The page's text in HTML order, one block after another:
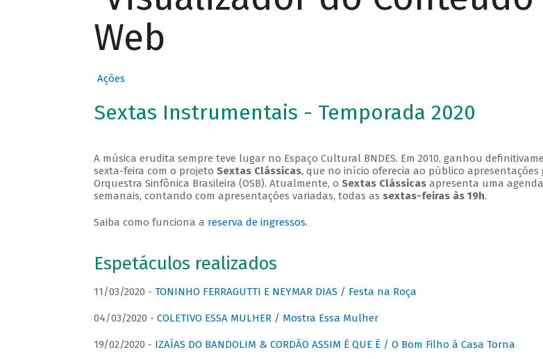
Web
Ações
Sextas Instrumentais - Temporada 2020
A música erudita sempre teve lugar no Espaço Cultural BNDES. Em 2010, ganhou
sexta-feira com o projeto Sextas Clássicas, que no início oferecia ao público apresentações
Orquestra Sinfônica Brasileira (OSB). Atualmente, o Sextas Clássicasapresenta uma
semanais, contando com apresentações variadas, todas as sextas-feiras às 19h.
Saiba como funciona a reserva de ingressos.
Espetáculos realizados
11/03/2020 - TONINHO FERRAGUTTI E NEYMAR DIAS / Festa na Roça
04/03/2020 - COLETIVO ESSA MULHER / Mostra Essa Mulher
19/02/2020 - IZAÍAS DO BANDOLIM & CORDÃO ASSIM É QUE É / O Bom Filho à Casa Torna